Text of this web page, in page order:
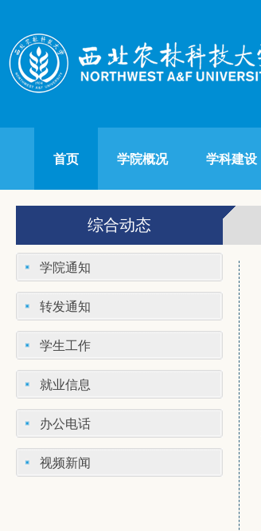
首页 学院概况 学科建设
综合动态
学院通知
转发通知
学生工作
就业信息
办公电话
视频新闻